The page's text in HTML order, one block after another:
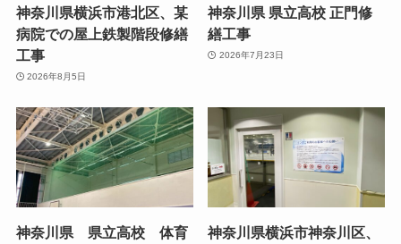
神奈川県横浜市港北区、某
病院での屋上鉄製階段修繕
工事
2026年8月5日
神奈川県 県立高校 正門修
繕工事
2026年7月23日
神奈川県 県立高校 体育
神奈川県横浜市神奈川区、